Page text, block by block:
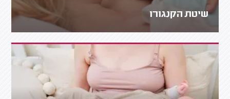
שיטת הקנגורו